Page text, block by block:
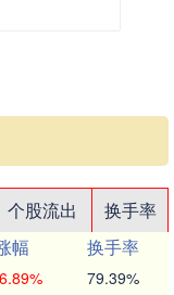
个股流出
换手率
幅
换手率
79.39%